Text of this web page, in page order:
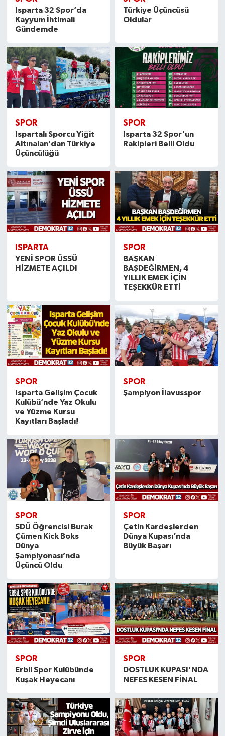
Isparta 32 Spor’da
Kayyum İhtimali
Gündemde
Türkiye Üçüncüsü
Oldular
SPOR
Ispartalı Sporcu Yiğit
Altınalan’dan Türkiye
Üçüncülüğü
SPOR
Isparta 32 Spor'un
Rakipleri Belli Oldu
ISPARTA
YENİ SPOR ÜSSÜ
HİZMETE AÇILDI
SPOR
BAŞKAN
BAŞDEĞİRMEN, 4
YILLIK EMEK İÇİN
TEŞEKKÜR ETTİ
SPOR
Isparta Gelişim Çocuk
Kulübü’nde Yaz Okulu
ve Yüzme Kursu
Kayıtları Başladı!
SPOR
Şampiyon İlavusspor
SPOR
SDÜ Öğrencisi Burak
Çümen Kick Boks
Dünya
Şampiyonası’nda
Üçüncü Oldu
SPOR
Çetin Kardeşlerden
Dünya Kupası’nda
Büyük Başarı
SPOR
Erbil Spor Kulübünde
Kuşak Heyecanı
SPOR
DOSTLUK KUPASI’NDA
NEFES KESEN FİNAL